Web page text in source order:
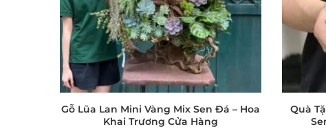
Gỗ Lũa Lan Mini Vàng Mix Sen Đá – Hoa
Khai Trương Cửa Hàng
Quà